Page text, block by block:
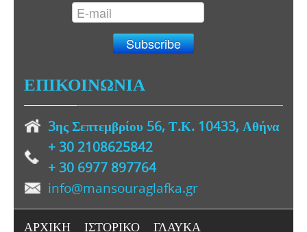
ΕΠΙΚΟΙΝΩΝΙΑ
3ης Σεπτεμβρίου 56, Τ.Κ. 10433, Αθήνα
+ 30 2108625842
+ 30 6977 897764
info@mansouraglafka.gr
ΑΡΧΙΚΗ ΙΣΤΟΡΙΚΟ
ΓΛΑΥΚΑ